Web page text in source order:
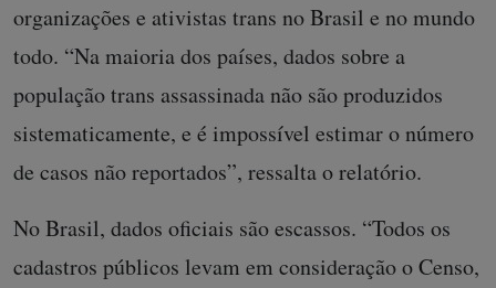
organizações e ativistas trans no Brasil e no mundo
todo. “Na maioria dos países, dados sobre a
população trans assassinada não são produzidos
sistematicamente, e é impossível estimar o número
de casos não reportados”, ressalta o relatório.
No Brasil, dados oficiais são escassos. “Todos os
cadastros públicos levam em consideração o Censo,